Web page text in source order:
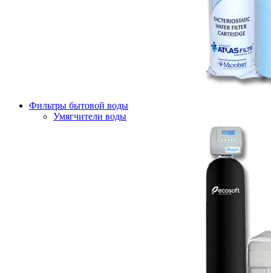
Фильтры бытовой воды
Умягчители воды